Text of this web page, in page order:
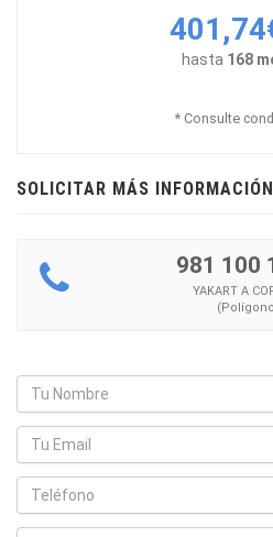
hasta 168
* Consulte
SOLICITAR MÁS INFORMACIÓN
981 100
YAKART A